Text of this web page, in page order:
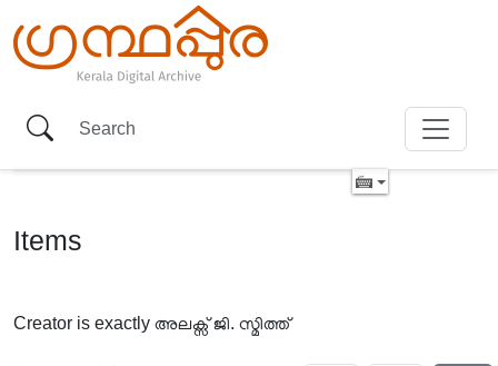
Items
Creator is exactly അലക്സ് ജി. സ്മിത്ത്